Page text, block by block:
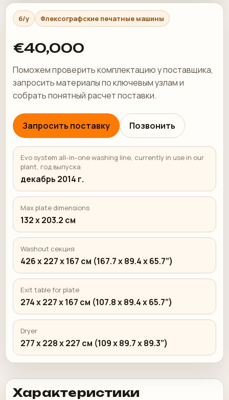
б/у Флексографские печатные машины
€40,000
Поможем проверить комплектацию у поставщика,
запросить материалы по ключевым узлам и
собрать понятный расчет поставки.
Запросить поставку Позвонить
Evo system all-in-one washing line, currently in use in our
plant, год выпуска
декабрь 2014 г.
Max plate dimensions
132 x 203.2 см
Washout секция
426 x 227 x 167 см (167.7 x 89.4 x 65.7”)
Exit table for plate
274 x 227 x 167 см (107.8 x 89.4 x 65.7”)
Dryer
277 x 228 x 227 см (109 x 89.7 x 89.3”)
Характеристики